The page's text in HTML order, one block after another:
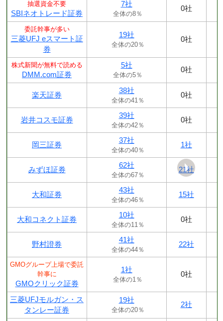
抽選資金不要
SBIネオトレード証券
7社
全体の8％
0社
委託幹事が多い
三菱UFJ eスマート証
券
19社
全体の20％
0社
株式新聞が無料で読める
DMM.com証券
5社
全体の5％
0社
楽天証券
38社
全体の41％
0社
岩井コスモ証券
39社
全体の42％
0社
岡三証券
37社
全体の40％
1社
みずほ証券
62社
全体の67％
21社
大和証券
43社
全体の46％
15社
大和コネクト証券
10社
全体の11％
0社
野村證券
41社
全体の44％
22社
GMOグループ上場で委託
幹事に
GMOクリック証券
1社
全体の1％
0社
三菱UFJモルガン・ス
タンレー証券
19社
全体の20％
2社